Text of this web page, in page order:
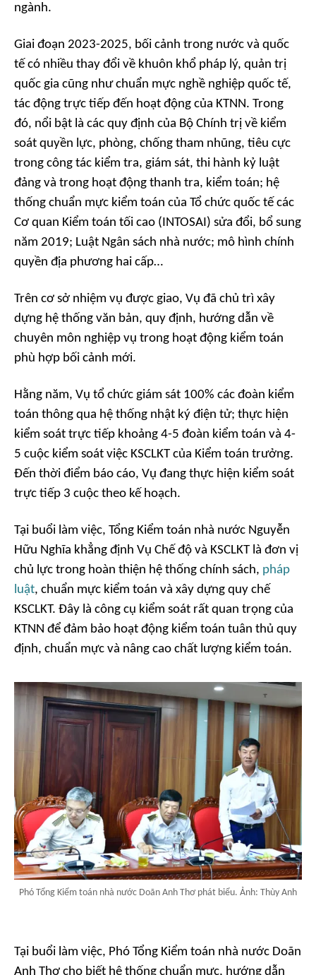
ngành.
Giai đoạn 2023-2025, bối cảnh trong nước và quốc
tế có nhiều thay đổi về khuôn khổ pháp lý, quản trị
quốc gia cũng như chuẩn mực nghề nghiệp quốc tế,
tác động trực tiếp đến hoạt động của KTNN. Trong
đó, nổi bật là các quy định của Bộ Chính trị về kiểm
soát quyền lực, phòng, chống tham nhũng, tiêu cực
trong công tác kiểm tra, giám sát, thi hành kỷ luật
đảng và trong hoạt động thanh tra, kiểm toán; hệ
thống chuẩn mực kiểm toán của Tổ chức quốc tế các
Cơ quan Kiểm toán tối cao (INTOSAI) sửa đổi, bổ sung
năm 2019; Luật Ngân sách nhà nước; mô hình chính
quyền địa phương hai cấp…
Trên cơ sở nhiệm vụ được giao, Vụ đã chủ trì xây
dựng hệ thống văn bản, quy định, hướng dẫn về
chuyên môn nghiệp vụ trong hoạt động kiểm toán
phù hợp bối cảnh mới.
Hằng năm, Vụ tổ chức giám sát 100% các đoàn kiểm
toán thông qua hệ thống nhật ký điện tử; thực hiện
kiểm soát trực tiếp khoảng 4-5 đoàn kiểm toán và 4-
5 cuộc kiểm soát việc KSCLKT của Kiểm toán trưởng.
Đến thời điểm báo cáo, Vụ đang thực hiện kiểm soát
trực tiếp 3 cuộc theo kế hoạch.
Tại buổi làm việc, Tổng Kiểm toán nhà nước Nguyễn
Hữu Nghĩa khẳng định Vụ Chế độ và KSCLKT là đơn vị
chủ lực trong hoàn thiện hệ thống chính sách, pháp
luật, chuẩn mực kiểm toán và xây dựng quy chế
KSCLKT. Đây là công cụ kiểm soát rất quan trọng của
KTNN để đảm bảo hoạt động kiểm toán tuân thủ quy
định, chuẩn mực và nâng cao chất lượng kiểm toán.
Phó Tổng Kiểm toán nhà nước Doãn Anh Thơ phát biểu. Ảnh: Thùy Anh
Tại buổi làm việc, Phó Tổng Kiểm toán nhà nước Doãn
Anh Thơ cho biết hệ thống chuẩn mực, hướng dẫn